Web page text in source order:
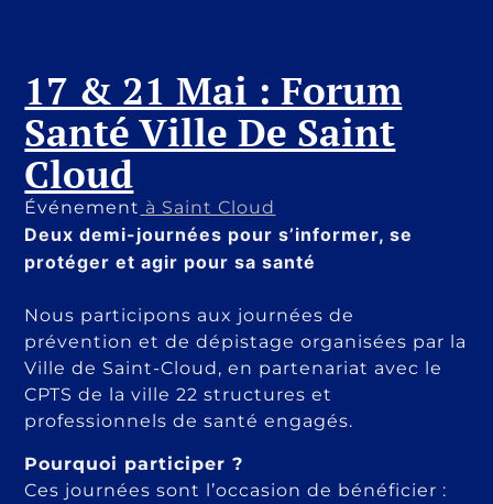
17 & 21 Mai : Forum
Santé Ville De Saint
Cloud
Événement à Saint Cloud
Deux demi-journées pour s’informer, se
protéger et agir pour sa santé
Nous participons aux journées de
prévention et de dépistage organisées par la
Ville de Saint-Cloud, en partenariat avec le
CPTS de la ville 22 structures et
professionnels de santé engagés.
Pourquoi participer ?
Ces journées sont l’occasion de bénéficier :